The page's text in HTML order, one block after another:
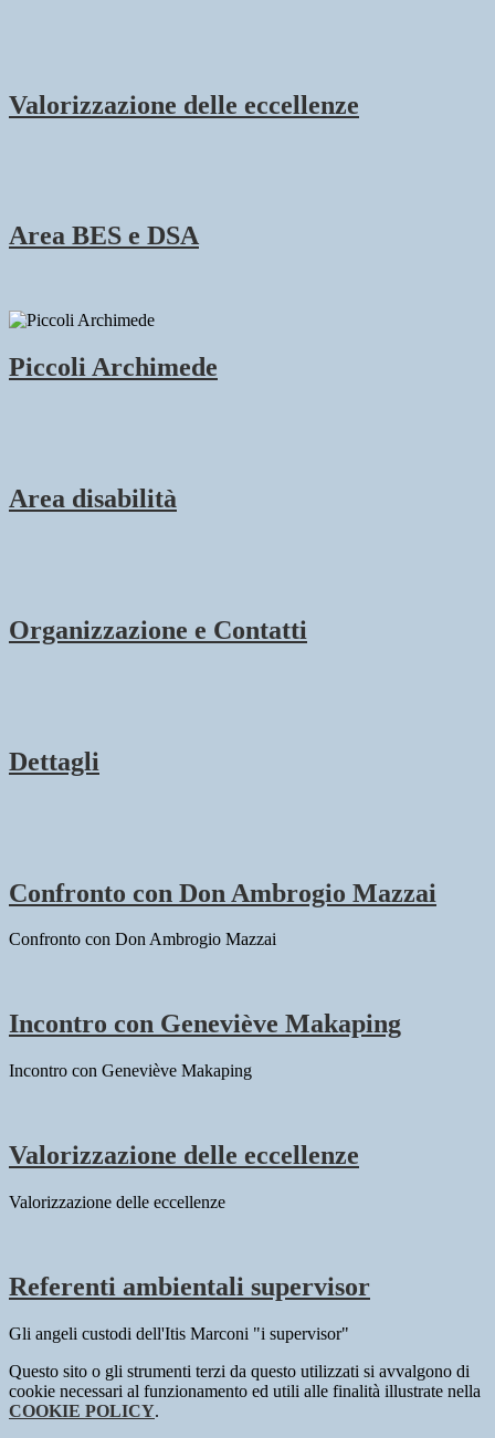
Valorizzazione delle eccellenze
Area BES e DSA
Piccoli Archimede
Area disabilità
Organizzazione e Contatti
Dettagli
Confronto con Don Ambrogio Mazzai
Confronto con Don Ambrogio Mazzai
Incontro con Geneviève Makaping
Incontro con Geneviève Makaping
Valorizzazione delle eccellenze
Valorizzazione delle eccellenze
Referenti ambientali supervisor
Gli angeli custodi dell'Itis Marconi "i supervisor"
Questo sito o gli strumenti terzi da questo utilizzati si avvalgono di
cookie necessari al funzionamento ed utili alle finalità illustrate nella
COOKIE POLICY.